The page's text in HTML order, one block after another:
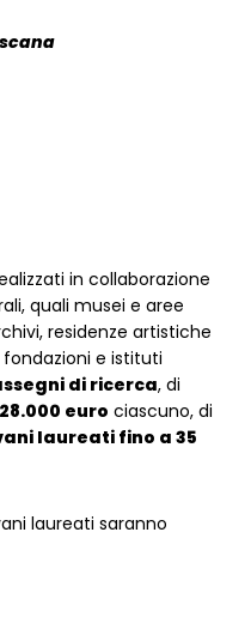
in collaborazione
quali musei e aree
residenze artistiche
e istituti
di ricerca, di
28.000 euro ciascuno, di
laureati fino a 35
laureati saranno